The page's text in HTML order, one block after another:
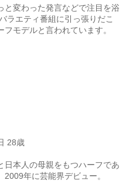
と変わった発言などで注目を浴
ラエティ番組に引っ張りだこ
モデルと言われています。
28歳
日本人の母親をもつハーフであ
年に芸能界デビュー。